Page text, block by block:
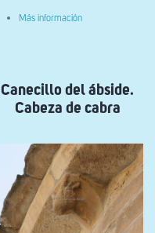
Más información
Canecillo del ábside.
Cabeza de cabra